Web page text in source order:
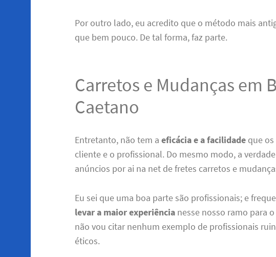
Por outro lado, eu acredito que o método mais
que bem pouco. De tal forma, faz parte.
Carretos e Mudanças em
Caetano
Entretanto, não tem aeficácia e a facilidade que
cliente e o profissional. Do mesmo modo, a
anúncios por ai na net de fretes carretos e
Eu sei que uma boa parte são profissionais; e
levar a maior experiência nesse nosso ramo para
não vou citar nenhum exemplo de profissionais
éticos.